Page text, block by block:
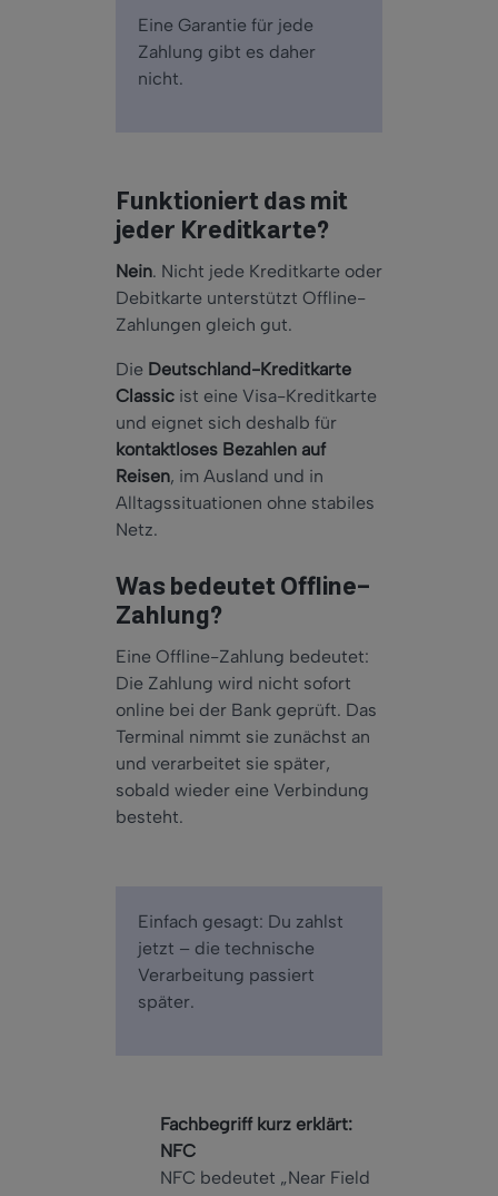
Eine Garantie für jede
Zahlung gibt es daher
nicht.
Funktioniert das mit
jeder Kreditkarte?
Nein. Nicht jede Kreditkarte oder
Debitkarte unterstützt Offline-
Zahlungen gleich gut.
Die Deutschland-Kreditkarte
Classic ist eine Visa-Kreditkarte
und eignet sich deshalb für
kontaktloses Bezahlen auf
Reisen, im Ausland und in
Alltagssituationen ohne stabiles
Netz.
Was bedeutet Offline-
Zahlung?
Eine Offline-Zahlung bedeutet:
Die Zahlung wird nicht sofort
online bei der Bank geprüft. Das
Terminal nimmt sie zunächst an
und verarbeitet sie später,
sobald wieder eine Verbindung
besteht.
Einfach gesagt: Du zahlst
jetzt – die technische
Verarbeitung passiert
später.
Fachbegriff kurz erklärt:
NFC
NFC bedeutet „Near Field